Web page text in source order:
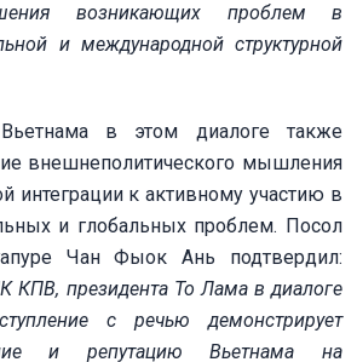
возникающих проблем в
и международной структурной
в этом диалоге также
внешнеполитического мышления
интеграции к активному участию в
и глобальных проблем. Посол
Чан Фыок Ань подтвердил:
КПВ, президента То Лама в диалоге
с речью демонстрирует
и репутацию Вьетнама на